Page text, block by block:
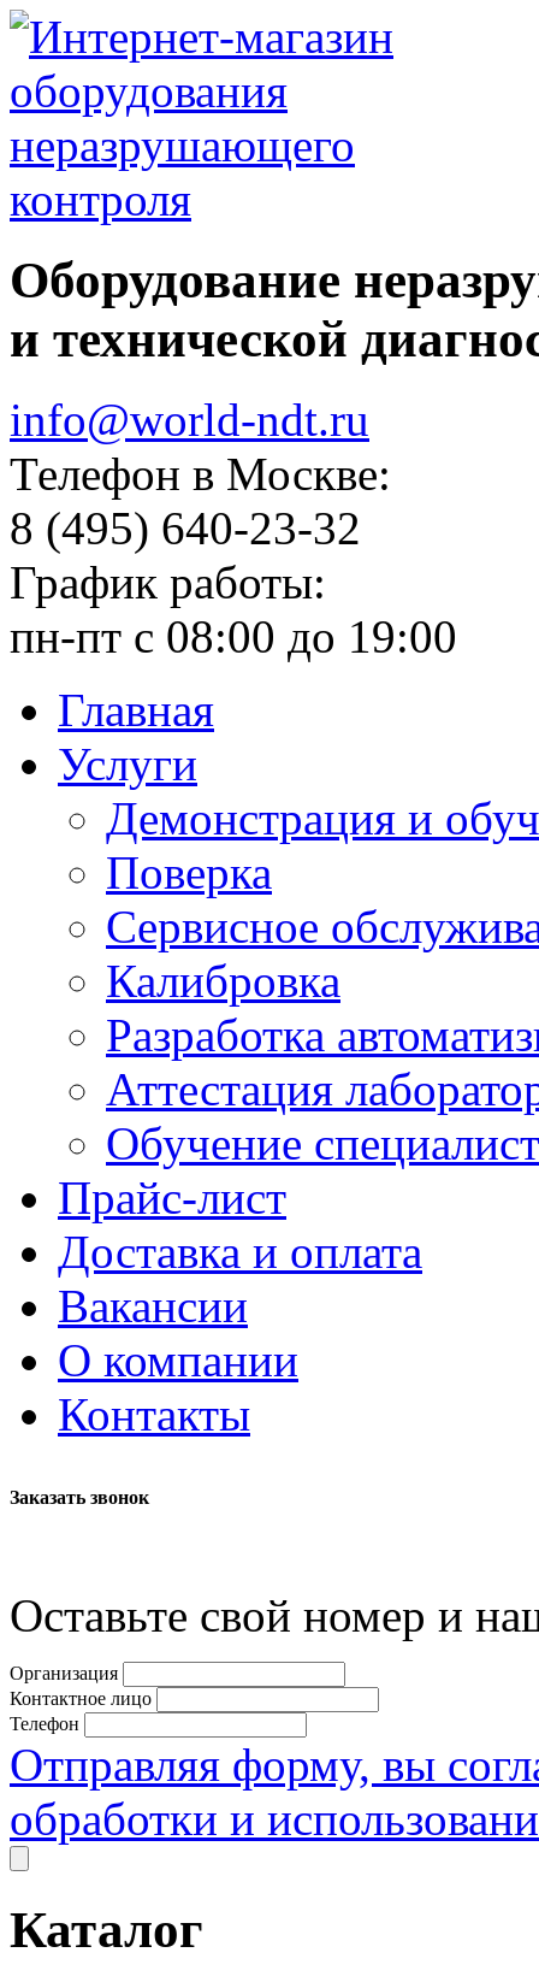
Оборудование
и технической
info@world-ndt.ru
Телефон в Москве:
8 (495) 640-23-32
График работы:
пн-пт с 08:00 до 19:00
Главная
Услуги
Демонстрация и
Поверка
Сервисное
Калибровка
Разработка
Аттестация
Обучение
Прайс-лист
Доставка и оплата
Вакансии
О компании
Контакты
Заказать звонок
Оставьте свой номер и
Организация
Контактное лицо
Телефон
Отправляя форму, вы
обработки и
Каталог